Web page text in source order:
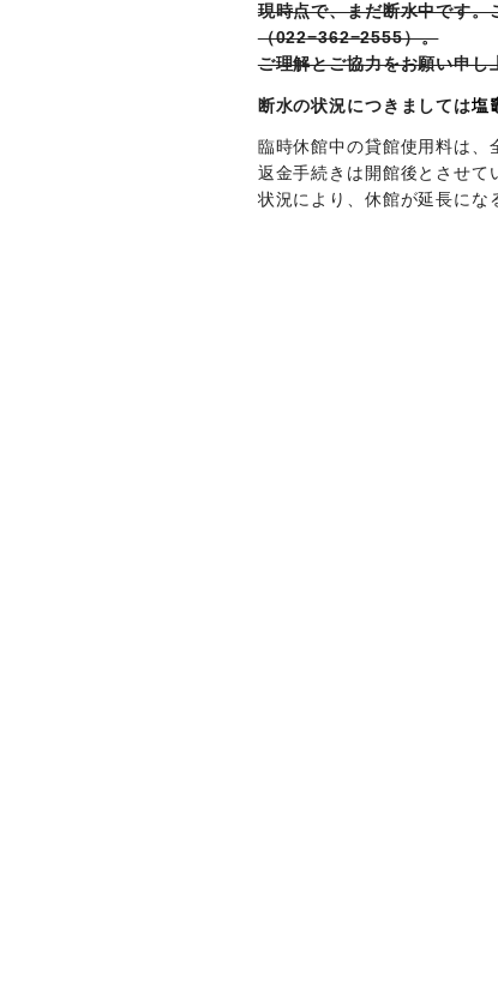
現時点で、まだ断水中です。
（022−362−2555）。
ご理解とご協力をお願い申し
断水の状況につきましては塩
臨時休館中の貸館使用料は、
返金手続きは開館後とさせて
状況により、休館が延長にな